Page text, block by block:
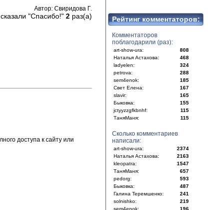
Автор: Свиридова Г.
"Спасибо!" 2 раз(а)
доступа к сайту или
Рейтинг комментаторов:
Комментаторов
поблагодарили (раз):
art-show-ura:
808
Наталья Астахова:
468
ladyelen:
324
petrova:
288
sem4enok:
185
Свет Елена:
167
slavir:
165
Быковка:
155
jctyyzzgfkbnhf:
115
ТаняМаня:
115
Сколько комментариев
написали:
art-show-ura:
2374
Наталья Астахова:
2163
kleopatra:
1547
ТаняМаня:
657
pedorg:
593
Быковка:
487
Галина Теремшенко:
241
solnishko:
219
sem4enok:
196